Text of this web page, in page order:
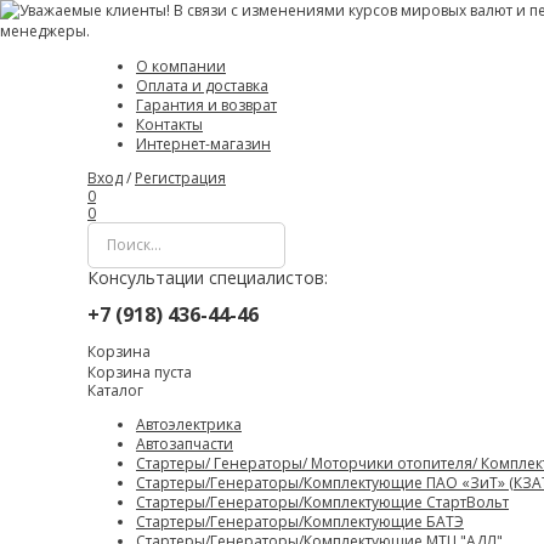
О компании
Оплата и доставка
Гарантия и возврат
Контакты
Интернет-магазин
Вход/ Регистрация
0
0
Консультации специалистов:
+7 (918) 436-44-46
Корзина
Корзина пуста
Каталог
Автоэлектрика
Автозапчасти
Стартеры/ Генераторы/ Моторчики отопителя/
Стартеры/Генераторы/Комплектующие ПАО «ЗиТ»
Стартеры/Генераторы/Комплектующие СтартВольт
Стартеры/Генераторы/Комплектующие БАТЭ